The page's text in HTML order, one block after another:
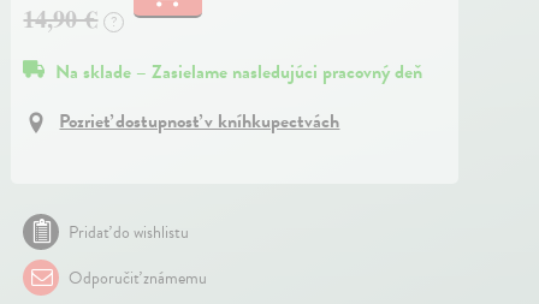
14,90 €
?
Na sklade – Zasielame nasledujúci pracovný deň
Pozrieť dostupnosť v kníhkupectvách
Pridať do wishlistu
Odporučiť známemu